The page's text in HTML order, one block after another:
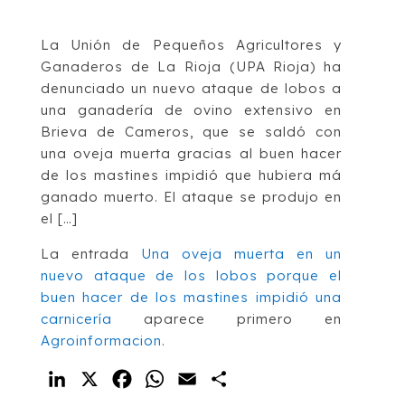
La Unión de Pequeños Agricultores y
Ganaderos de La Rioja (UPA Rioja) ha
denunciado un nuevo ataque de lobos a
una ganadería de ovino extensivo en
Brieva de Cameros, que se saldó con
una oveja muerta gracias al buen hacer
de los mastines impidió que hubiera má
ganado muerto. El ataque se produjo en
el […]
La entrada Una oveja muerta en un
nuevo ataque de los lobos porque el
buen hacer de los mastines impidió una
carnicería aparece primero en
Agroinformacion.
LinkedIn FacebookWhatsApp
Email